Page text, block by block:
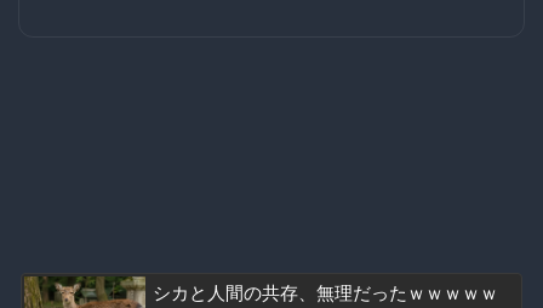
シカと人間の共存、無理だったｗｗｗｗｗ